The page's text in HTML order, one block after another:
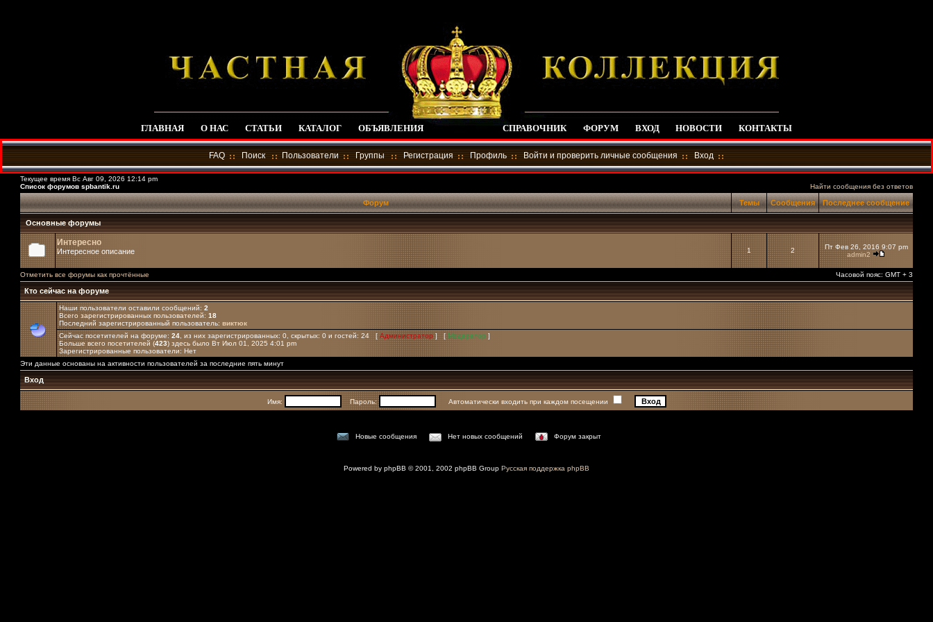
ГЛАВНАЯ О НАС СТАТЬИ КАТАЛОГ ОБЪЯВЛЕНИЯ СПРАВОЧНИК ФОРУМ ВХОД НОВОСТИ КОНТАКТЫ
FAQ Поиск Пользователи Группы Регистрация Профиль Войти и проверить личные сообщения Вход
Текущее время Вс Авг 09, 2026 12:14 pm
Список форумов spbantik.ru
Найти сообщения без ответов
Форум Темы Сообщения Последнее сообщение
Основные форумы
Интересно
Интересное описание 1 2
Пт Фев 26, 2016 9:07 pm
admin2
Отметить все форумы как прочтённые Часовой пояс: GMT + 3
Кто сейчас на форуме
Наши пользователи оставили сообщений: 2
Всего зарегистрированных пользователей: 18
Последний зарегистрированный пользователь: виктюк
Сейчас посетителей на форуме: 24 , из них зарегистрированных: 0, скрытых: 0 и гостей: 24 [ Администратор ] [ Модератор ]
Больше всего посетителей (423) здесь было Вт Июл 01, 2025 4:01 pm
Зарегистрированные пользователи: Нет
Эти данные основаны на активности пользователей за последние пять минут
Вход
Имя: Пароль: Автоматически входить при каждом посещении
Новые сообщения Нет новых сообщений Форум закрыт
Powered by phpBB © 2001, 2002 phpBB Group Русская поддержка phpBB